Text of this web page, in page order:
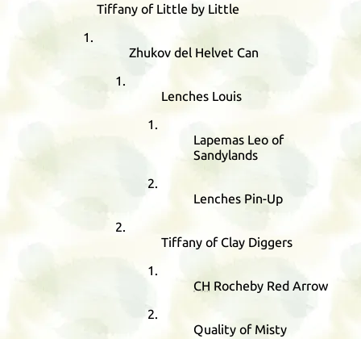
Tiffany of Little by Little
Zhukov del Helvet Can
Lenches Louis
Lapemas Leo of
Sandylands
Lenches Pin-Up
Tiffany of Clay Diggers
CH Rocheby Red Arrow
Quality of Misty